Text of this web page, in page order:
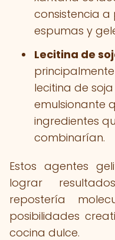
consistencia
espumas y
Lecitina de
lecitina de
emulsionante
ingredientes
combinarían.
Estos agentes
lograr
repostería
posibilidades
cocina dulce.